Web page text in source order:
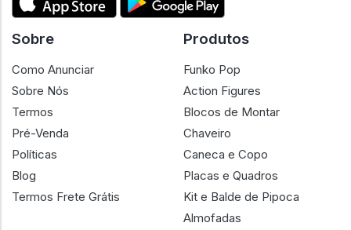
Sobre
Como Anunciar
Sobre Nós
Termos
Pré-Venda
Políticas
Blog
Termos Frete Grátis
Produtos
Funko Pop
Action Figures
Blocos de Montar
Chaveiro
Caneca e Copo
Placas e Quadros
Kit e Balde de Pipoca
Almofadas